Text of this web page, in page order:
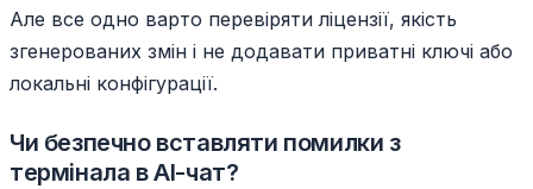
Але все одно варто перевіряти ліцензії, якість
згенерованих змін і не додавати приватні ключі або
локальні конфігурації.
Чи безпечно вставляти помилки з
термінала в AI-чат?